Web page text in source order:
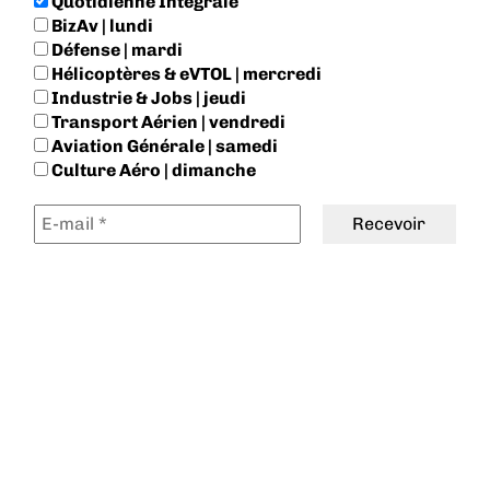
BizAv | lundi
Défense | mardi
Hélicoptères & eVTOL | mercredi
Industrie & Jobs | jeudi
Transport Aérien | vendredi
Aviation Générale | samedi
Culture Aéro | dimanche